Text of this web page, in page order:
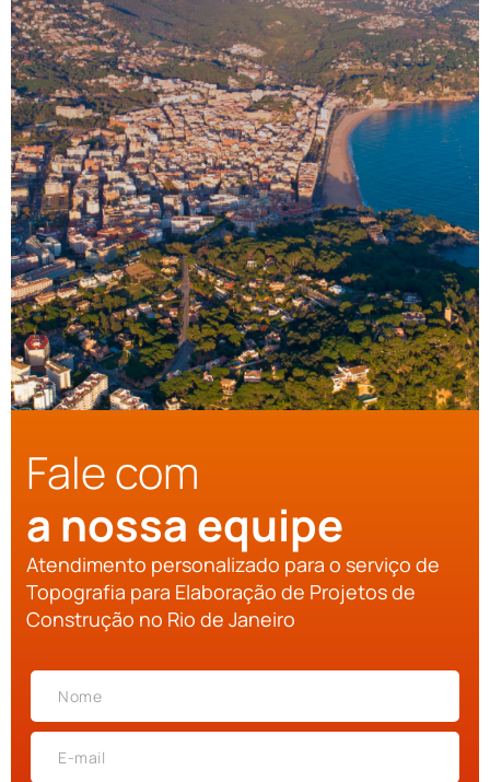
Fale com
a nossa equipe
Atendimento personalizado para o serviço de
Topografia para Elaboração de Projetos de
Construção no Rio de Janeiro